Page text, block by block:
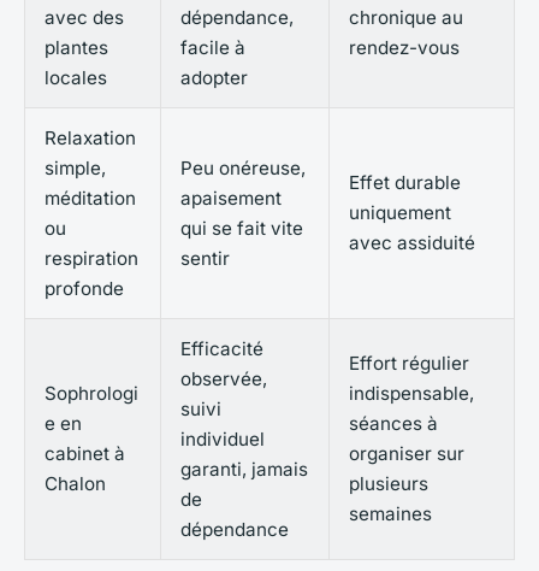
avec des
plantes
locales
dépendance,
facile à
adopter
chronique au
rendez-vous
Relaxation
simple,
méditation
ou
respiration
profonde
Peu onéreuse,
apaisement
qui se fait vite
sentir
Effet durable
uniquement
avec assiduité
Sophrologi
e en
cabinet à
Chalon
Efficacité
observée,
suivi
individuel
garanti, jamais
de
dépendance
Effort régulier
indispensable,
séances à
organiser sur
plusieurs
semaines